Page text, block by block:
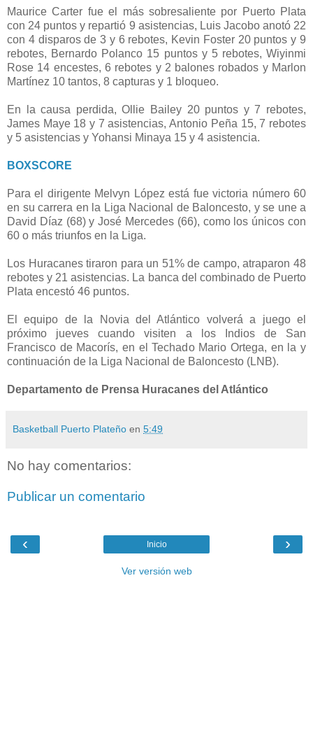
Maurice Carter fue el más sobresaliente por Puerto Plata
con 24 puntos y repartió 9 asistencias, Luis Jacobo anotó 22
con 4 disparos de 3 y 6 rebotes, Kevin Foster 20 puntos y 9
rebotes, Bernardo Polanco 15 puntos y 5 rebotes, Wiyinmi
Rose 14 encestes, 6 rebotes y 2 balones robados y Marlon
Martínez 10 tantos, 8 capturas y 1 bloqueo.
En la causa perdida, Ollie Bailey 20 puntos y 7 rebotes,
James Maye 18 y 7 asistencias, Antonio Peña 15, 7 rebotes
y 5 asistencias y Yohansi Minaya 15 y 4 asistencia.
BOXSCORE
Para el dirigente Melvyn López está fue victoria número 60
en su carrera en la Liga Nacional de Baloncesto, y se une a
David Díaz (68) y José Mercedes (66), como los únicos con
60 o más triunfos en la Liga.
Los Huracanes tiraron para un 51% de campo, atraparon 48
rebotes y 21 asistencias. La banca del combinado de Puerto
Plata encestó 46 puntos.
El equipo de la Novia del Atlántico volverá a juego el
próximo jueves cuando visiten a los Indios de San
Francisco de Macorís, en el Techado Mario Ortega, en la y
continuación de la Liga Nacional de Baloncesto (LNB).
Departamento de Prensa Huracanes del Atlántico
Basketball Puerto Plateño en 5:49
No hay comentarios:
Publicar un comentario
‹ ›
Inicio
Ver versión web